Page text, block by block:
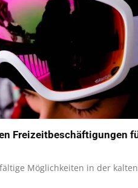
Freizeitbeschäftigungen
Möglichkeiten in der